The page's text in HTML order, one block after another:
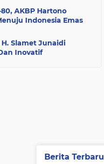
AKBP Hartono
Indonesia Emas
Slamet Junaidi
Inovatif
Berita Terbaru